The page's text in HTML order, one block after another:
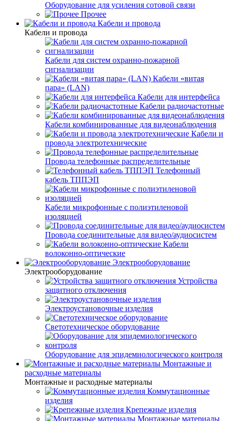
Оборудование для усиления сотовой связи
Прочее
Кабели и провода
Кабели и провода
Кабели для систем охранно-пожарной
сигнализации
Кабели «витая
пара» (LAN)
Кабели для интерфейса
Кабели радиочастотные
Кабели комбинированные для видеонаблюдения
Кабели и
провода электротехнические
Провода телефонные распределительные
Телефонный
кабель ТППЭП
Кабели микрофонные с полиэтиленовой
изоляцией
Провода соединительные для видео/аудиосистем
Кабели
волоконно-оптические
Электрооборудование
Электрооборудование
Устройства
защитного отключения
Электроустановочные изделия
Светотехническое оборудование
Оборудование для эпидемиологического контроля
Монтажные и
расходные материалы
Монтажные и расходные материалы
Коммутационные
изделия
Крепежные изделия
Монтажные материалы